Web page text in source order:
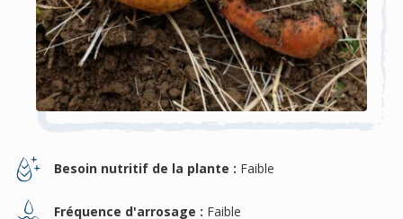
Besoin nutritif de la plante : Faible
Fréquence d'arrosage : Faible